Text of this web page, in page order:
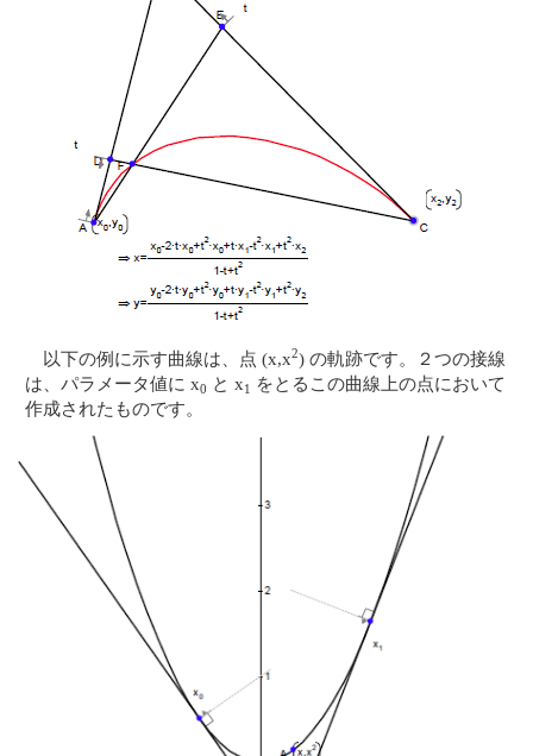
以下の例に示す曲線は、点 (x,x2) の軌跡です。２つの接線
は、パラメータ値に x0 と x1
をとるこの曲線上の点において
作成されたものです。